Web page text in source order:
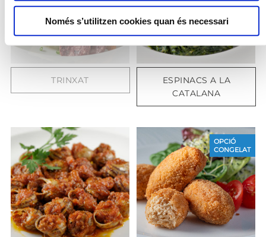
Només s’utilitzen cookies quan és necessari
TRINXAT
ESPINACS A LA
CATALANA
OPCIÓ
CONGELAT